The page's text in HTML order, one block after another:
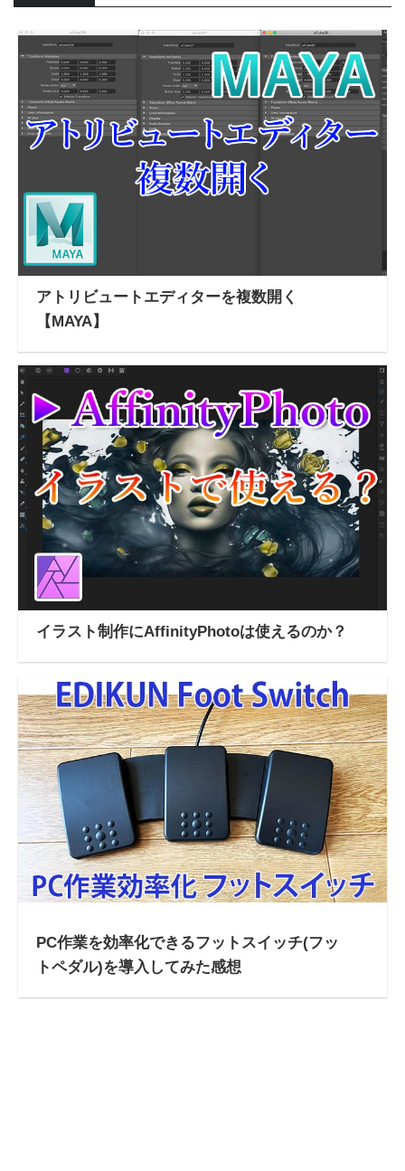
アトリビュートエディターを複数開く
【MAYA】
イラスト制作にAffinityPhotoは使えるのか？
PC作業を効率化できるフットスイッチ(フッ
トペダル)を導入してみた感想